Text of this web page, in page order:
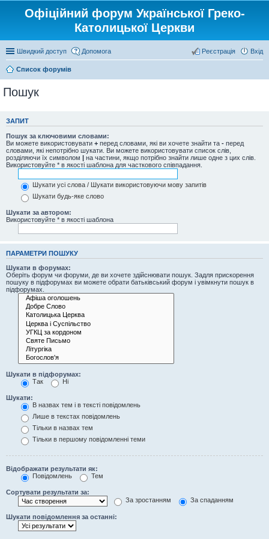
Офіційний форум Української Греко-
Католицької Церкви
Швидкий доступ Допомога Вхід
Реєстрація
Список форумів
Пошук
ЗАПИТ
Пошук за ключовими словами:
Ви можете використовувати + перед словами, які ви хочете знайти та - перед
словами, які непотрібно шукати. Ви можете використовувати список слів,
розділяючи їх символом | на частини, якщо потрібно знайти лише одне з цих слів.
Використовуйте * в якості шаблона для часткового співпадання.
Шукати усі слова / Шукати використовуючи мову запитів
Шукати будь-яке слово
Шукати за автором:
Використовуйте * в якості шаблона
ПАРАМЕТРИ ПОШУКУ
Шукати в форумах:
Оберіть форум чи форуми, де ви хочете здійснювати пошук. Задля прискорення
пошуку в підфорумах ви можете обрати батьківський форум і увімкнути пошук в
підфорумах.
Шукати в підфорумах:
Так
Ні
Шукати:
В назвах тем і в тексті повідомлень
Лише в текстах повідомлень
Тільки в назвах тем
Тільки в першому повідомленні теми
Відображати результати як:
Повідомлень
Тем
Сортувати результати за:
За зростанням
За спаданням
Шукати повідомлення за останні: